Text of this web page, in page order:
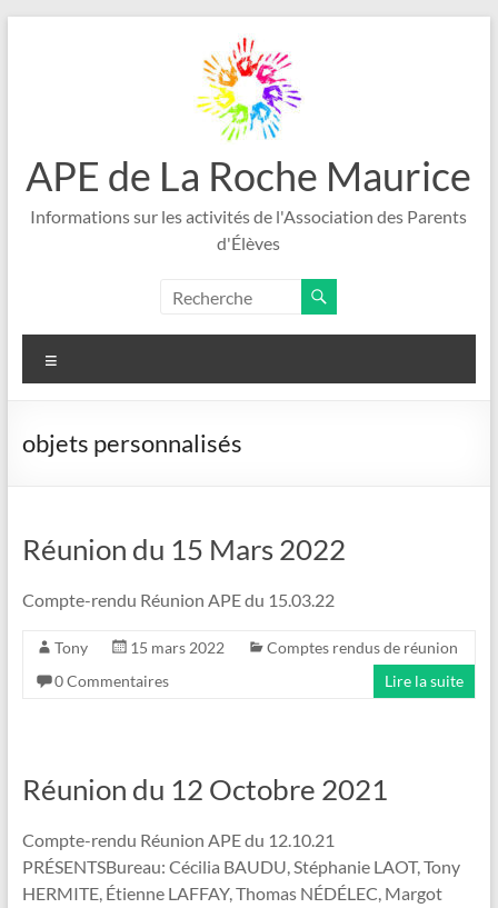
APE de La Roche Maurice
Informations sur les activités de l'Association des Parents
d'Élèves
objets personnalisés
Réunion du 15 Mars 2022
Compte-rendu Réunion APE du 15.03.22
Tony 15 mars 2022
Comptes rendus de réunion
0 Commentaires
Lire la suite
Réunion du 12 Octobre 2021
Compte-rendu Réunion APE du 12.10.21
PRÉSENTSBureau: Cécilia BAUDU, Stéphanie LAOT, Tony
HERMITE, Étienne LAFFAY, Thomas NÉDÉLEC, Margot